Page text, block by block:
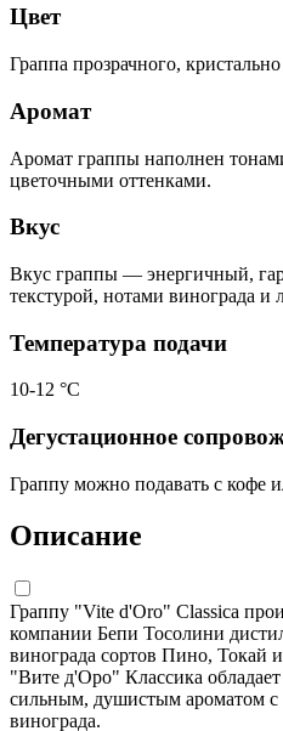
Цвет
Граппа прозрачного,
Аромат
Аромат граппы наполнен
цветочными оттенками.
Вкус
Вкус граппы — энергичный,
текстурой, нотами винограда
Температура подачи
10-12 °C
Дегустационное
Граппу можно подавать с кофе
Описание
Граппу "Vite d'Oro" Classica
компании Бепи Тосолини
винограда сортов Пино, Токай
"Вите д'Оро" Классика
сильным, душистым ароматом с
винограда.